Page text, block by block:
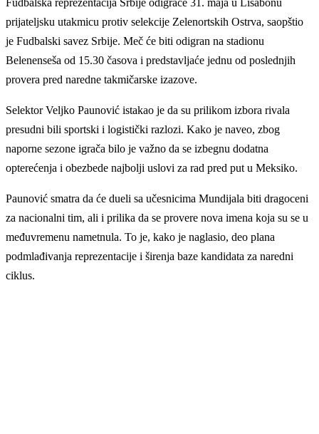
Fudbalska reprezentacija Srbije odigraće 31. maja u Lisabonu
prijateljsku utakmicu protiv selekcije Zelenortskih Ostrva, saopštio
je Fudbalski savez Srbije. Meč će biti odigran na stadionu
Belenenseša od 15.30 časova i predstavljaće jednu od poslednjih
provera pred naredne takmičarske izazove.
Selektor Veljko Paunović istakao je da su prilikom izbora rivala
presudni bili sportski i logistički razlozi. Kako je naveo, zbog
naporne sezone igrača bilo je važno da se izbegnu dodatna
opterećenja i obezbede najbolji uslovi za rad pred put u Meksiko.
Paunović smatra da će dueli sa učesnicima Mundijala biti dragoceni
za nacionalni tim, ali i prilika da se provere nova imena koja su se u
međuvremenu nametnula. To je, kako je naglasio, deo plana
podmlađivanja reprezentacije i širenja baze kandidata za naredni
ciklus.